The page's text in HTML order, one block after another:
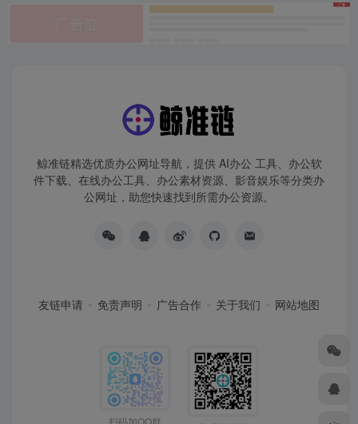
鲸准链精选优质办公网址导航，提供 AI办公 工具、办公软
件下载、在线办公工具、办公素材资源、影音娱乐等分类办
公网址，助您快速找到所需办公资源。
友链申请 免责声明 广告合作 关于我们 网站地图